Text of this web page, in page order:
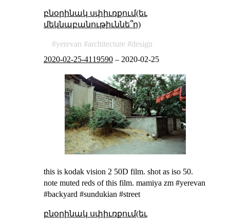
բնօրինակ սփիւռքում(եւ
մեկնաբանութիւննե՞ր)
yerevan architecture
design
2020-02-25-4119590– 2020-02-25
this is kodak vision 2 50D film. shot as iso 50.
note muted reds of this film. mamiya zm #yerevan
#backyard #sundukian #street
բնօրինակ սփիւռքում(եւ